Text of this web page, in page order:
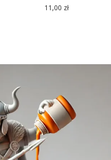
11,00 zł